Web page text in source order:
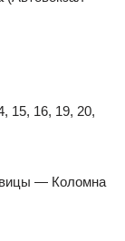
15, 16, 19, 20,
— Коломна